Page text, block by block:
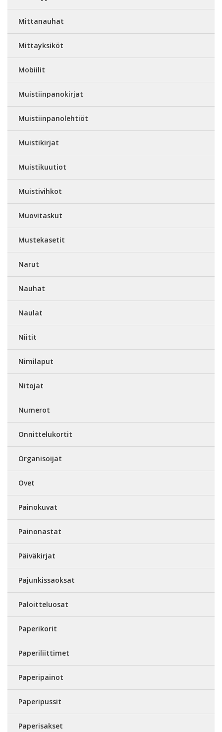
Mittanauhat
Mittayksiköt
Mobiilit
Muistiinpanokirjat
Muistiinpanolehtiöt
Muistikirjat
Muistikuutiot
Muistivihkot
Muovitaskut
Mustekasetit
Narut
Nauhat
Naulat
Niitit
Nimilaput
Nitojat
Numerot
Onnittelukortit
Organisoijat
Ovet
Painokuvat
Painonastat
Päiväkirjat
Pajunkissaoksat
Paloitteluosat
Paperikorit
Paperiliittimet
Paperipainot
Paperipussit
Paperisakset